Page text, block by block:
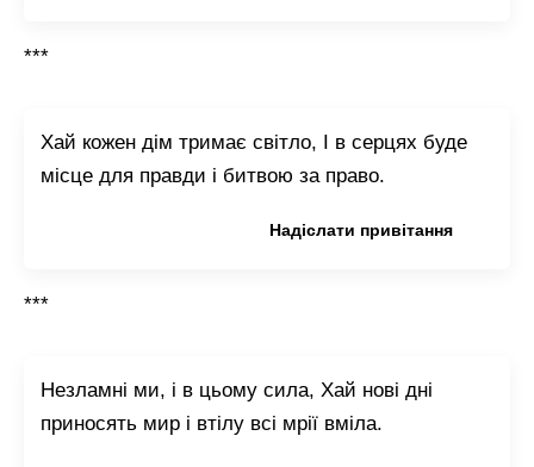
***
Хай кожен дім тримає світло, І в серцях буде
місце для правди і битвою за право.
Надіслати привітання
***
Незламні ми, і в цьому сила, Хай нові дні
приносять мир і втілу всі мрії вміла.